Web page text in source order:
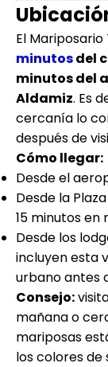
El
minutosdel
minutos del
Aldamiz. Es
cercanía lo
después de
Cómo llegar:
Desde el
Desde la
15 minutos
Desde los
incluyen esta
urbano antes
Consejo:
mañana o
mariposas
los colores de